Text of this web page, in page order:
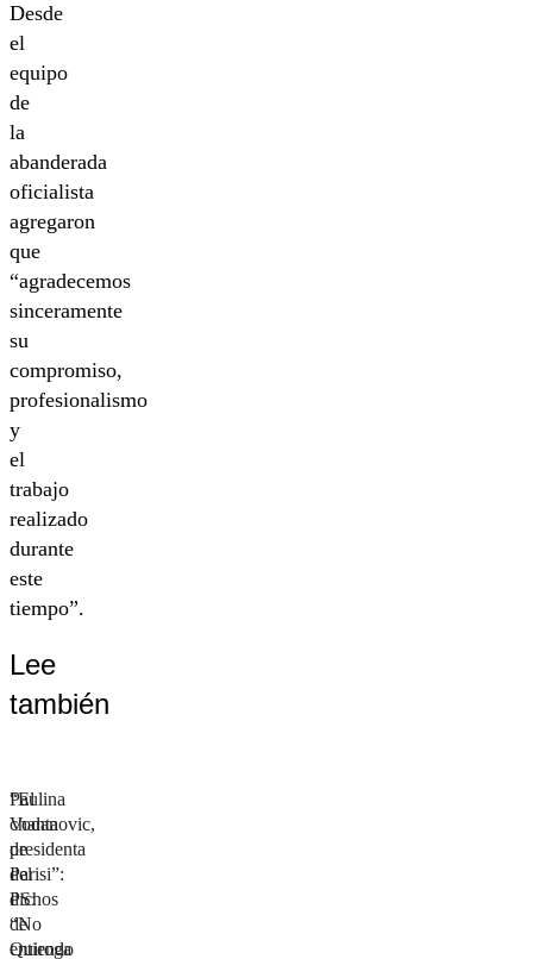
Desde
el
equipo
de
la
abanderada
oficialista
agregaron
que
“agradecemos
sinceramente
su
compromiso,
profesionalismo
y
el
trabajo
realizado
durante
este
tiempo”.
Lee
también
“El
chanta
de
Parisi”:
dichos
de
Quiroga
Paulina
Vodanovic,
presidenta
del
PS:
“No
entiendo